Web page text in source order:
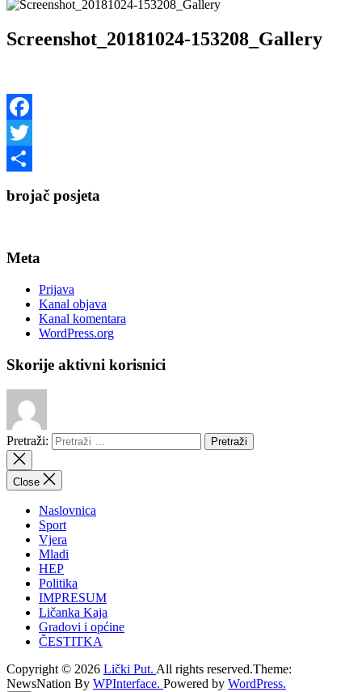
Screenshot_20181024-153208_Gallery
Facebook
Twitter
brojač posjeta
Meta
Prijava
Kanal objava
Kanal komentara
WordPress.org
Skorije aktivni korisnici
Pretraži:
Close
Naslovnica
Sport
Vjera
Mladi
HEP
Politika
IMPRESUM
Ličanka Kaja
Gradovi i općine
ČESTITKA
Copyright © 2026 Lički Put. All rights reserved.Theme:
NewsNation By WPInterface. Powered by WordPress.